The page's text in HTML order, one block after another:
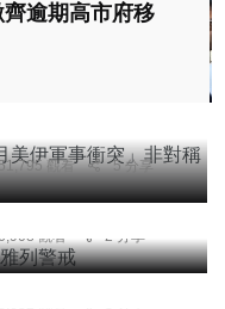
逾期高市府移
觀看 5 分享
雅列警戒
6,908 觀看 2 分享
山里長率眾砸蛋抗
8,652 觀看 3 分享